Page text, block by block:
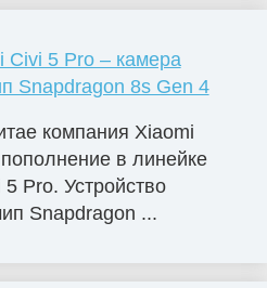
Civi 5 Pro – камера
Snapdragon 8s Gen 4
компания Xiaomi
в линейке
Pro. Устройство
Snapdragon ...